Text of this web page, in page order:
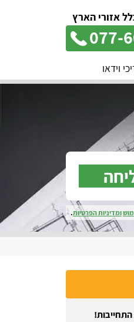
אזורי הארץ
077-
וידאו
ומדיניות הפרטיות.